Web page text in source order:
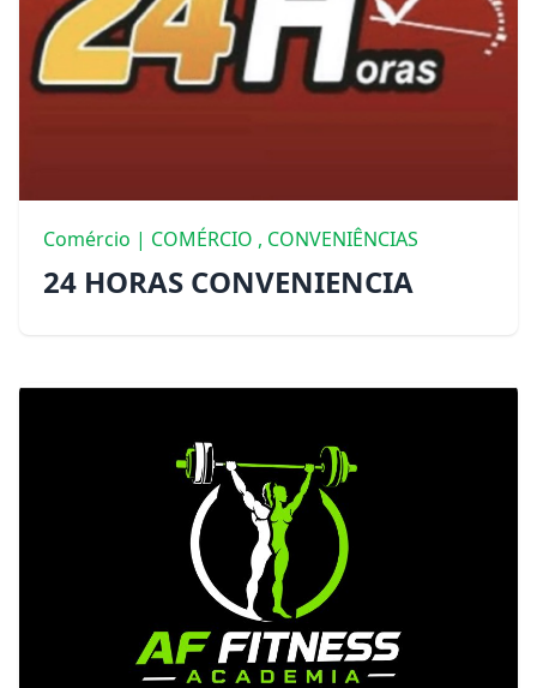
Comércio | COMÉRCIO , CONVENIÊNCIAS
24 HORAS CONVENIENCIA